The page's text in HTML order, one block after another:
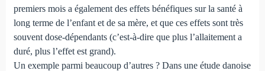
premiers mois a également des effets bénéfiques sur la santé à
long terme de l’enfant et de sa mère, et que ces effets sont très
souvent dose-dépendants (c’est-à-dire que plus l’allaitement a
duré, plus l’effet est grand).
Un exemple parmi beaucoup d’autres ? Dans une étude danoise